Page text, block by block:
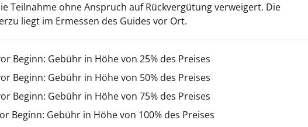
Teilnahme ohne Anspruch auf Rückvergütung verweigert. Die
liegt im Ermessen des Guides vor Ort.
Beginn: Gebühr in Höhe von 25% des Preises
Beginn: Gebühr in Höhe von 50% des Preises
Beginn: Gebühr in Höhe von 75% des Preises
Beginn: Gebühr in Höhe von 100% des Preises